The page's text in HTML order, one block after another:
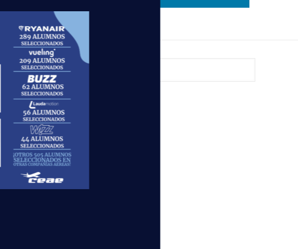
con un equipo
del evento y la
Escuela. ¡No